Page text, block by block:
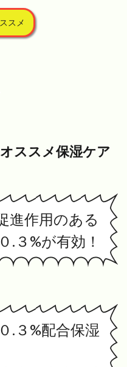
スメ
ススメ保湿ケア
進作用のある
.３%が有効！
.３%配合保湿